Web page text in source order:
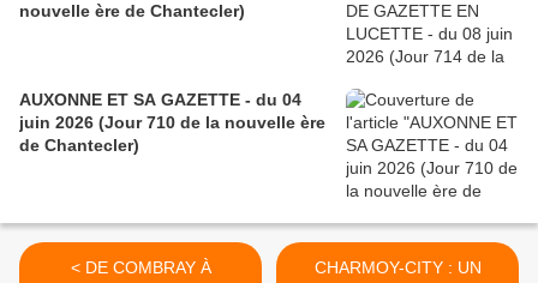
nouvelle ère de Chantecler)
AUXONNE ET SA GAZETTE - du 04
juin 2026 (Jour 710 de la nouvelle ère
de Chantecler)
< DE COMBRAY À
CHARMOY-CITY : UN